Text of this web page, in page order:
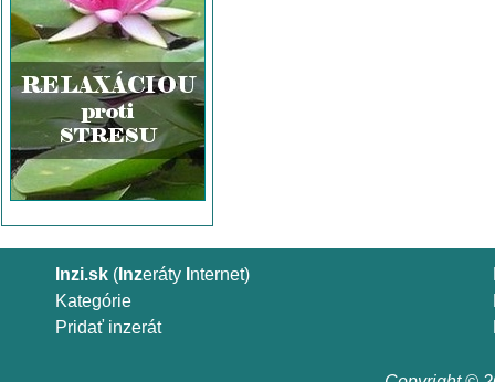
Inzi.sk ( Inzeráty nternet)
Kategórie
Pridať inzerát